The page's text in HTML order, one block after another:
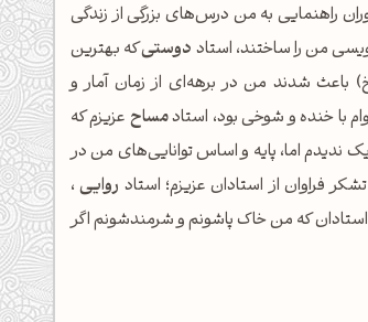
راهنمایی به من درس‌های بزرگی از زندگی
من را ساختند، استاددوستیکه بهترین
باعث شدند من در برهه‌ای از زمان آمار و
با خنده و شوخی بود، استادمساحعزیزم که
ندیدم اما، پایه و اساس توانایی‌های من در
فراوان از استادان عزیزم؛ استاد روایی،
که من خاک پاشونم و شرمندشونم اگر